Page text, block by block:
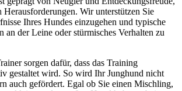
Herausforderungen. Wir unterstützen Sie
Ihres Hundes einzugehen und typische
an der Leine oder stürmisches Verhalten zu
sorgen dafür, dass das Training
gestaltet wird. So wird Ihr Junghund nicht
auch gefördert. Egal ob Sie einen Mischling,